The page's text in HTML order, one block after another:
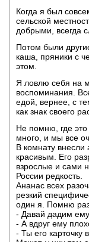
Когда я был
сельской
добрыми, всегда
Потом были
каша, пряники с
этом.
Я ловлю себя на
воспоминания.
едой, вернее, с
как знак своего
Не помню, где
много, и мы все
В комнату
красивым. Его
взрослые и сами
России редкость.
Ананас всех
резкий
один я. Помню
- Давай дадим
- А вдруг ему
- Ты его карточку